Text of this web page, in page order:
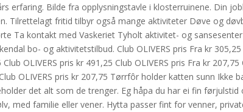
erfaring. Bilde fra opplysningstavle i klosterruinene. Din
Tilrettelagt fritid tilbyr også mange aktiviteter Døve og
Ta kontakt med Vaskeriet Tyholt aktivitet- og sansesenter
bo- og aktivitetstilbud. Club OLIVERS pris Fra kr 305,25
OLIVERS pris kr 491,25 Club OLIVERS pris Fra kr 207,75
OLIVERS pris kr 207,75 Tørrfôr holder katten sunn Ikke
det alt som de trenger. Eg håpa du har ei fin førjulstid
med familie eller vener. Hytta passer fint for venner,